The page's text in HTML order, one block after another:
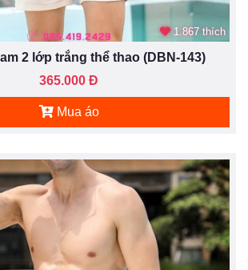
1.867 thích
2 lớp trắng thể thao (DBN-143)
365.000 Đ
Mua áo